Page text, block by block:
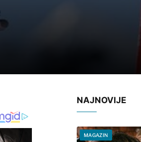
NAJNOVIJE
MAGAZIN